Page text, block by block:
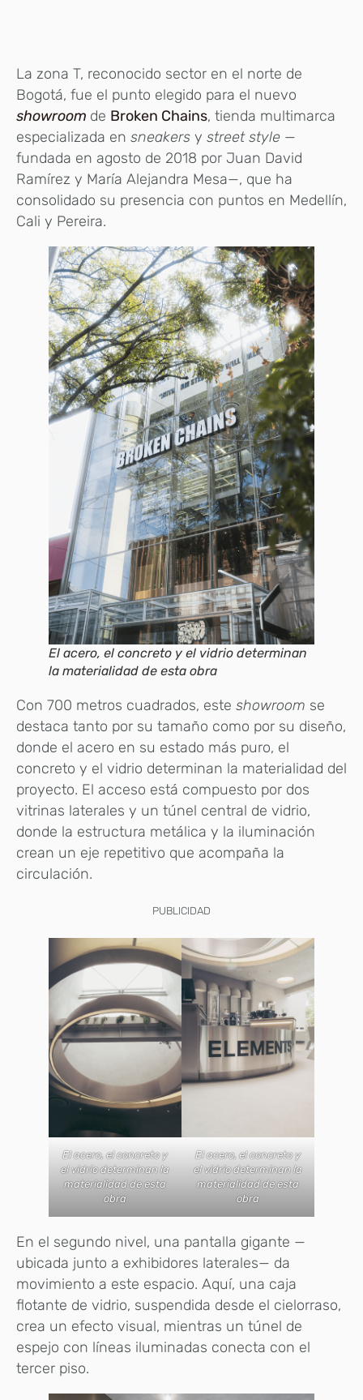
La zona T, reconocido sector en el norte de
Bogotá, fue el punto elegido para el nuevo
showroom de Broken Chains, tienda multimarca
especializada en sneakers y street style —
fundada en agosto de 2018 por Juan David
Ramírez y María Alejandra Mesa—, que ha
consolidado su presencia con puntos en Medellín,
Cali y Pereira.
El acero, el concreto y el vidrio determinan
la materialidad de esta obra
Con 700 metros cuadrados, este showroom se
destaca tanto por su tamaño como por su diseño,
donde el acero en su estado más puro, el
concreto y el vidrio determinan la materialidad del
proyecto. El acceso está compuesto por dos
vitrinas laterales y un túnel central de vidrio,
donde la estructura metálica y la iluminación
crean un eje repetitivo que acompaña la
circulación.
PUBLICIDAD
El acero, el concreto y
el vidrio determinan la
materialidad de esta
obra
El acero, el concreto y
el vidrio determinan la
materialidad de esta
obra
En el segundo nivel, una pantalla gigante —
ubicada junto a exhibidores laterales— da
movimiento a este espacio. Aquí, una caja
flotante de vidrio, suspendida desde el cielorraso,
crea un efecto visual, mientras un túnel de
espejo con líneas iluminadas conecta con el
tercer piso.